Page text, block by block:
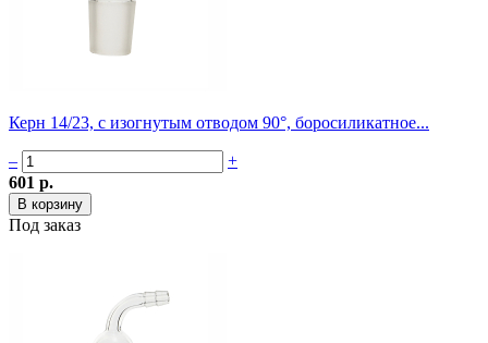
Керн 14/23, с изогнутым отводом 90°, боросиликатное...
–
+
601 р.
Под заказ